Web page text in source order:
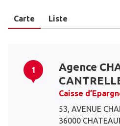
Carte Liste
1
Agence
Caisse
53, AVENUE
36000